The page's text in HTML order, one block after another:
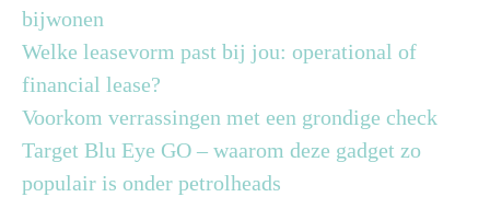
bijwonen
Welke leasevorm past bij jou: operational of
financial lease?
Voorkom verrassingen met een grondige check
Target Blu Eye GO – waarom deze gadget zo
populair is onder petrolheads